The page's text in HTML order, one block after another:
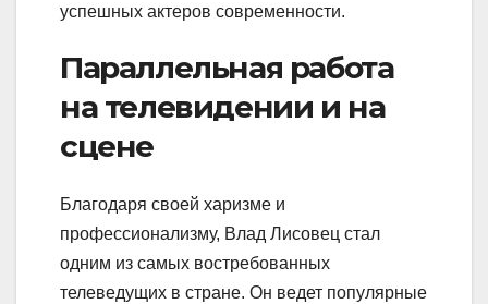
успешных актеров современности.
Параллельная работа
на телевидении и на
сцене
Благодаря своей харизме и
профессионализму, Влад Лисовец стал
одним из самых востребованных
телеведущих в стране. Он ведет популярные